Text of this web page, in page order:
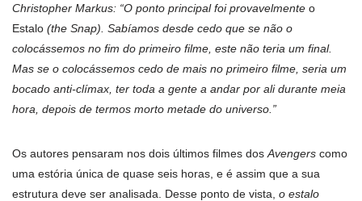
Christopher Markus: “O ponto principal foi provavelmente o
Estalo (the Snap). Sabíamos desde cedo que se não o
colocássemos no fim do primeiro filme, este não teria um final.
Mas se o colocássemos cedo de mais no primeiro filme, seria um
bocado anti-clímax, ter toda a gente a andar por ali durante meia
hora, depois de termos morto metade do universo.”
Os autores pensaram nos dois últimos filmes dos Avengers como
uma estória única de quase seis horas, e é assim que a sua
estrutura deve ser analisada. Desse ponto de vista, o estalo